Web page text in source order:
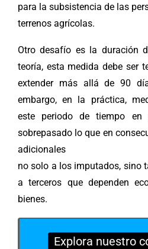
para la subsistencia de las
terrenos agrícolas.
Otro desafío es la duración
teoría, esta medida debe ser
extender más allá de 90
embargo, en la práctica,
este periodo de tiempo en
sobrepasado lo que en
adicionales
no solo a los imputados, sino
a terceros que dependen
bienes.
Explora nuestro